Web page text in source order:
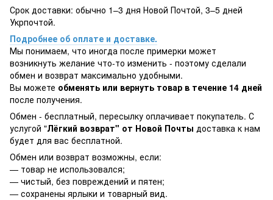
Срок доставки: обычно 1–3 дня Новой Почтой, 3–5 дней
Укрпочтой.
Подробнее об оплате и доставке.
Мы понимаем, что иногда после примерки может
возникнуть желание что-то изменить - поэтому сделали
обмен и возврат максимально удобными.
Вы можете обменять или вернуть товар в течение 14 дней
после получения.
Обмен - бесплатный, пересылку оплачивает покупатель. С
услугой "Лёгкий возврат" от Новой Почты доставка к нам
будет для вас бесплатной.
Обмен или возврат возможны, если:
— товар не использовался;
— чистый, без повреждений и пятен;
— сохранены ярлыки и товарный вид.